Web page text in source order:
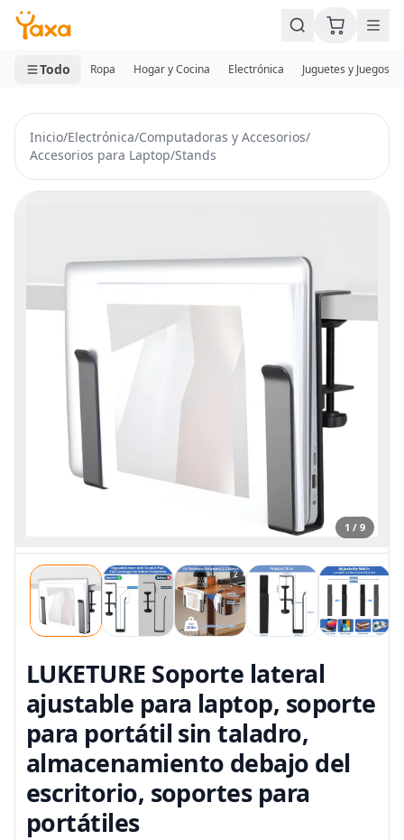
MINI CARRITO
0 productos
Todo Ropa Hogar y Cocina Electrónica Juguetes y Juegos
Inicio/Electrónica/Computadoras y Accesorios/
Accesorios para Laptop/Stands
1 / 9
LUKETURE Soporte lateral
ajustable para laptop, soporte
para portátil sin taladro,
almacenamiento debajo del
escritorio, soportes para
portátiles